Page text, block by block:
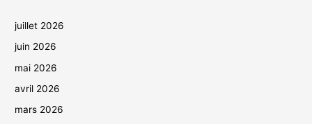
juillet 2026
juin 2026
mai 2026
avril 2026
mars 2026